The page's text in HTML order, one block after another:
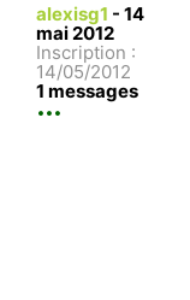
alexisg1 - 14
mai 2012
Inscription :
14/05/2012
1 messages